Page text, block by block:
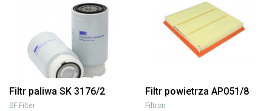
Filtr paliwa SK 3176/2
SF Filter
Filtr powietrza AP051/8
Filtron